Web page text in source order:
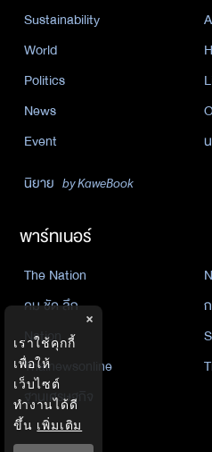
Sustainability
World
Politics
News
Event
นิยาย by KaweBook
พาร์ทเนอร์
The Nation
คม ชัด ลึก
Nation
Thainewsonline
ฐานเศรษฐกิจ
×
เราใช้คุกกี้
เพื่อให้
เว็บไซต์
ทำงานได้ดี
ขึ้น เพิ่มเติม